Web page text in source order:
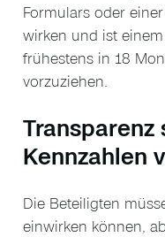
Formulars oder
wirken und ist
frühestens in 18
vorzuziehen.
Transparenz
Kennzahlen
Die Beteiligten
einwirken können,